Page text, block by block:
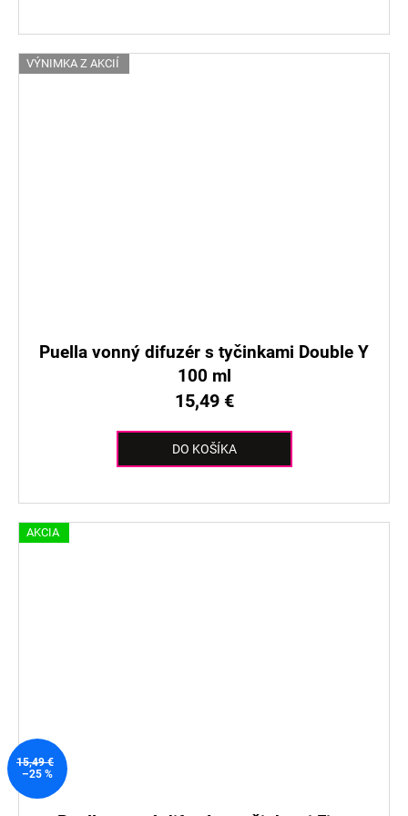
VÝNIMKA Z AKCIÍ
Puella vonný difuzér s tyčinkami Double Y
100 ml
15,49 €
DO KOŠÍKA
AKCIA
15,49 €
–25 %